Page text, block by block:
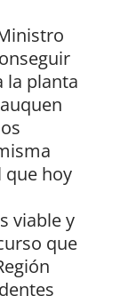
la planta
que hoy
viable y
que